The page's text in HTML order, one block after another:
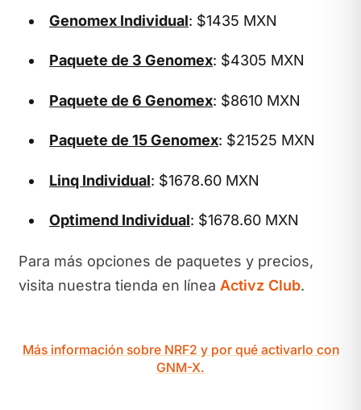
Genomex Individual: $1435 MXN
Paquete de 3 Genomex: $4305 MXN
Paquete de 6 Genomex: $8610 MXN
Paquete de 15 Genomex: $21525 MXN
Linq Individual: $1678.60 MXN
Optimend Individual: $1678.60 MXN
Para más opciones de paquetes y precios,
visita nuestra tienda en línea Activz Club.
Más información sobre NRF2 y por qué activarlo con
GNM-X.